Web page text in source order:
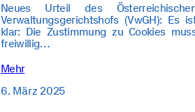
Neues Urteil des
Verwaltungsgerichtshofs (VwGH): Es
klar: Die Zustimmung zu Cookies
freiwillig…
Mehr
6. März 2025